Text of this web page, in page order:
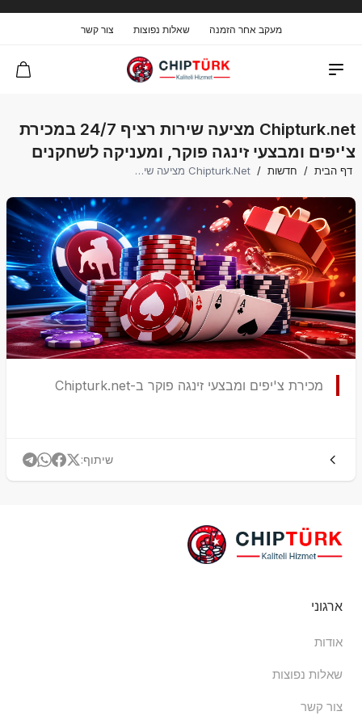
מעקב אחר הזמנה שאלות נפוצות צור קשר
Chipturk.net מציעה שירות רציף 24/7 במכירת
צ'יפים ומבצעי זינגה פוקר, ומעניקה לשחקנים
את המחירים המשתלמים ביותר.
דף הבית / חדשות / Chipturk.net מציעה שירות רציף 24/7 במכירת צ'יפים ומבצעי זינגה פוקר, ומעניקה לשחקנים את המחירים המשתלמים ביותר.
מכירת צ'יפים ומבצעי זינגה פוקר ב-Chipturk.net
שיתוף:
ארגוני
אודות
שאלות נפוצות
צור קשר